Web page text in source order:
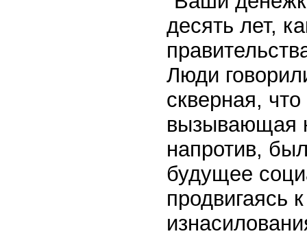
десять лет,
Люди
скверная,
вызывающая
напротив,
будущее
продвигаясь